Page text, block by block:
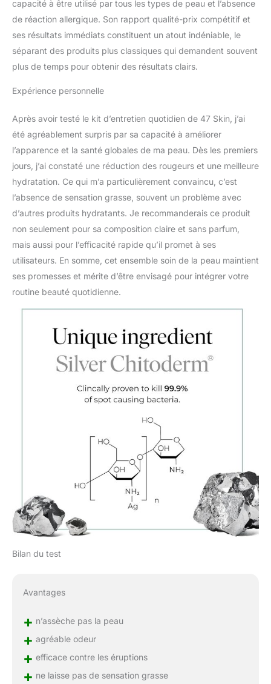
capacité à être utilisé par tous les types de peau et l’absence
de réaction allergique. Son rapport qualité-prix compétitif et
ses résultats immédiats constituent un atout indéniable, le
séparant des produits plus classiques qui demandent souvent
plus de temps pour obtenir des résultats clairs.
Expérience personnelle
Après avoir testé le kit d’entretien quotidien de 47 Skin, j’ai
été agréablement surpris par sa capacité à améliorer
l’apparence et la santé globales de ma peau. Dès les premiers
jours, j’ai constaté une réduction des rougeurs et une meilleure
hydratation. Ce qui m’a particulièrement convaincu, c’est
l’absence de sensation grasse, souvent un problème avec
d’autres produits hydratants. Je recommanderais ce produit
non seulement pour sa composition claire et sans parfum,
mais aussi pour l’efficacité rapide qu’il promet à ses
utilisateurs. En somme, cet ensemble soin de la peau maintient
ses promesses et mérite d’être envisagé pour intégrer votre
routine beauté quotidienne.
Bilan du test
Avantages
+ n’assèche pas la peau
+ agréable odeur
+ efficace contre les éruptions
+ ne laisse pas de sensation grasse